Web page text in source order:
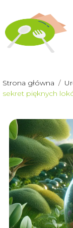
Strona główna /
sekret pięknych